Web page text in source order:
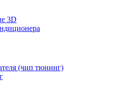
3D
(чип тюнинг)